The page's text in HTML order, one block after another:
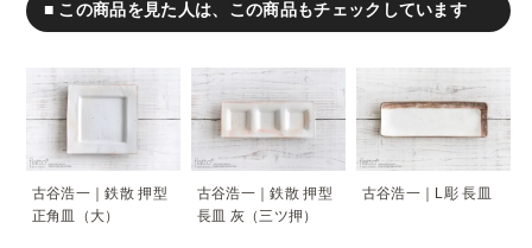
■ この商品を見た人は、この商品もチェックしています
古谷浩一｜鉄散 押型
正角皿（大）
古谷浩一｜鉄散 押型
長皿 灰（三ツ押）
古谷浩一｜L彫 長皿